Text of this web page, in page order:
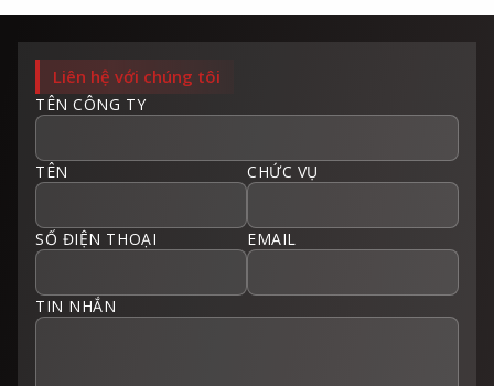
Liên hệ với chúng tôi
TÊN CÔNG TY
TÊN CHỨC VỤ
SỐ ĐIỆN THOẠI EMAIL
TIN NHẮN